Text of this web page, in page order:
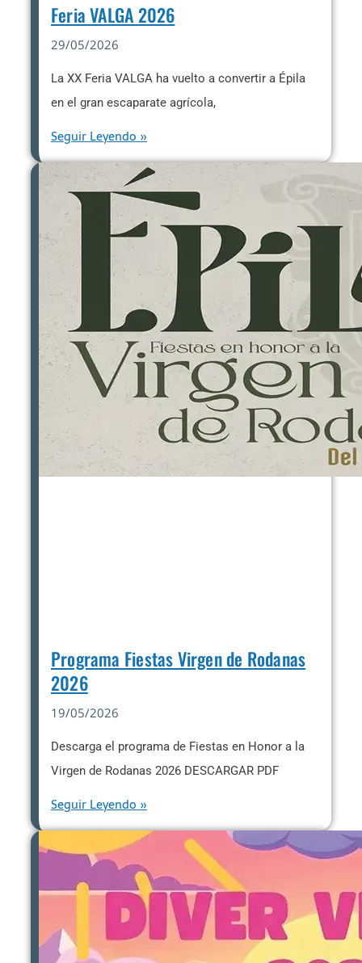
Feria VALGA 2026
29/05/2026
La XX Feria VALGA ha vuelto a convertir a Épila
en el gran escaparate agrícola,
Seguir Leyendo »
Programa Fiestas Virgen de Rodanas
2026
19/05/2026
Descarga el programa de Fiestas en Honor a la
Virgen de Rodanas 2026 DESCARGAR PDF
Seguir Leyendo »